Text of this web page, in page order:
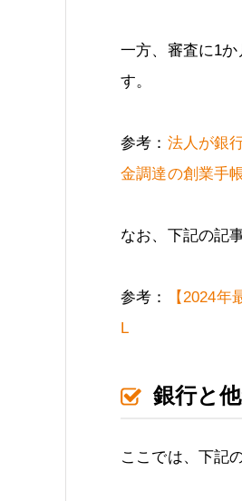
一方、審査に1
す。
参考： 法人が銀
金調達の創業手
なお、下記の記
参考：
【2024
L
銀行と
ここでは、下記